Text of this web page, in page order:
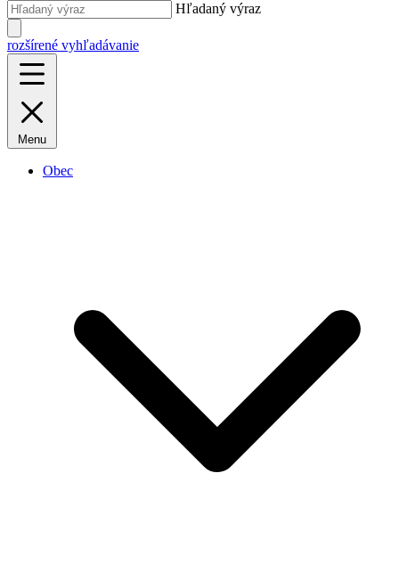
Hľadaný výraz
rozšírené vyhľadávanie
Menu
Obec